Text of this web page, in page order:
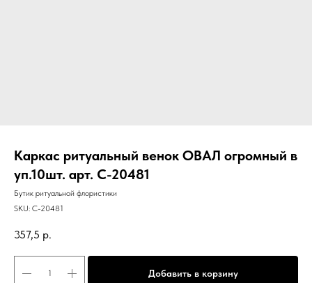
Каркас ритуальный венок ОВАЛ огромный в
уп.10шт. арт. C-20481
Бутик ритуальной флористики
SKU: C-20481
357,5 р.
Добавить в корзину